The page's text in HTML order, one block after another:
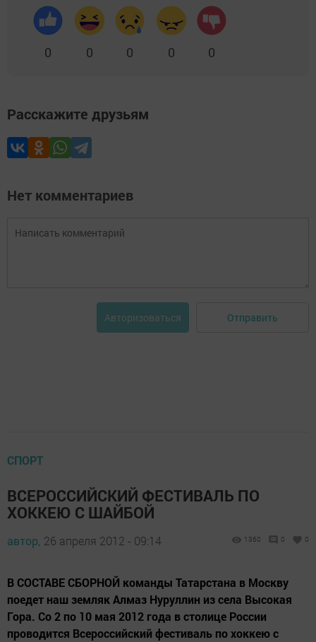
0 0 0 0 0
Расскажите друзьям
Нет комментариев
Авторизоваться Отправить
СПОРТ
ВСЕРОССИЙСКИЙ ФЕСТИВАЛЬ ПО
ХОККЕЮ С ШАЙБОЙ
автор, 26 апреля 2012 - 09:14 1360 0 0
В СОСТАВЕ СБОРНОЙ команды Татарстана в Москву
поедет наш земляк Алмаз Нуруллин из села Высокая
Гора. Со 2 по 10 мая 2012 года в столице России
проводится Всероссийский фестиваль по хоккею с